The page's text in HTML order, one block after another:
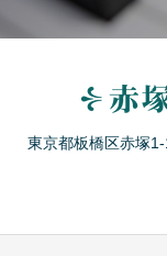
東京都板橋区赤塚